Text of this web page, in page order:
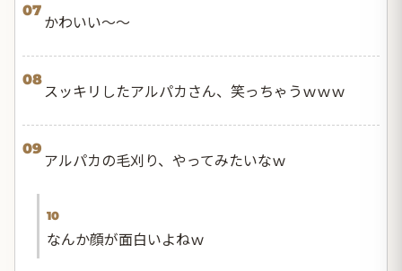
07
かわいい〜〜
08
スッキリしたアルパカさん、笑っちゃうｗｗｗ
09
アルパカの毛刈り、やってみたいなｗ
10
なんか顔が面白いよねｗ